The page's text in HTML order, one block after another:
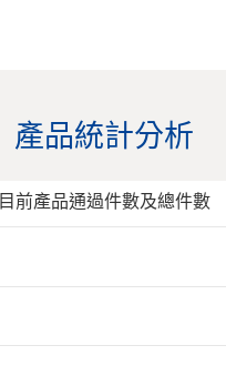
產品統計分析
目前產品通過件數及總件數